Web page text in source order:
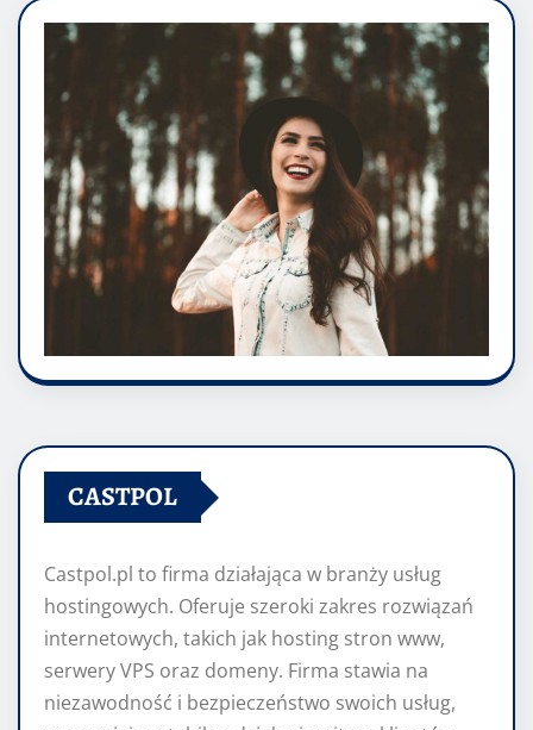
CASTPOL
Castpol.pl to firma działająca w branży usług
hostingowych. Oferuje szeroki zakres rozwiązań
internetowych, takich jak hosting stron www,
serwery VPS oraz domeny. Firma stawia na
niezawodność i bezpieczeństwo swoich usług,